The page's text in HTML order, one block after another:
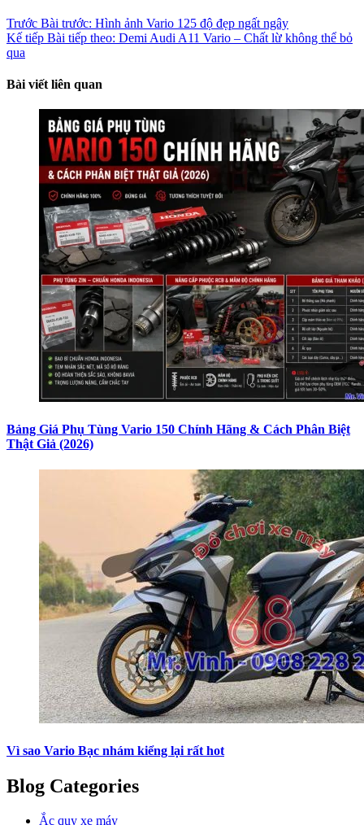
Trước Bài trước: Hình ảnh Vario 125 độ đẹp ngất ngây
Kế tiếp Bài tiếp theo: Demi Audi A11 Vario – Chất lừ không thể bỏ
qua
Bài viết liên quan
Bảng Giá Phụ Tùng Vario 150 Chính Hãng & Cách Phân Biệt
Thật Giả (2026)
Vì sao Vario Bạc nhám kiểng lại rất hot
Blog Categories
Ắc quy xe máy